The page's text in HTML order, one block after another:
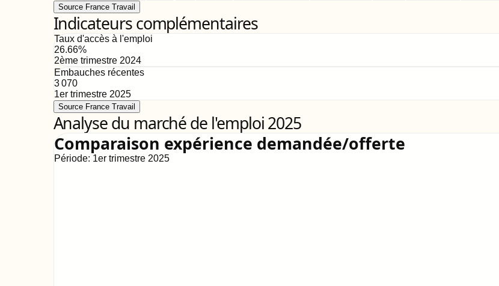
Source France Travail
Indicateurs complémentaires
Taux d'accès à l'emploi
26.66%
2ème trimestre 2024
Embauches récentes
3 070
1er trimestre 2025
Source France Travail
Analyse du marché de l'emploi 2025
Comparaison expérience demandée/offerte
Période: 1er trimestre 2025